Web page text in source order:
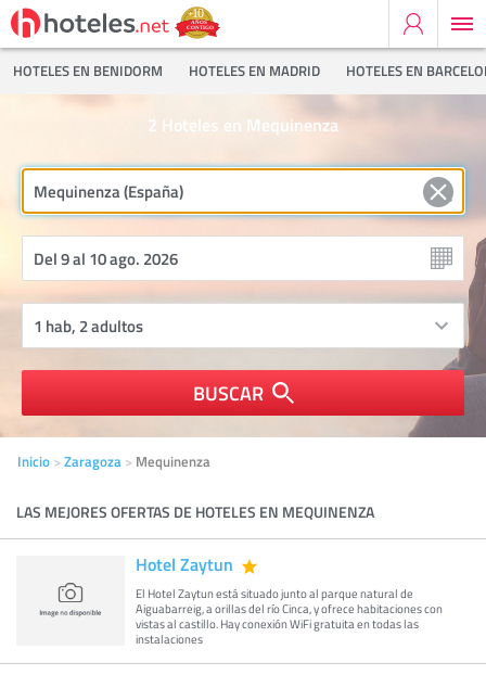
HOTELES EN BENIDORM HOTELES EN MADRID HOTELES EN
Hoteles en Mequinenza
2
BUSCAR
Inicio Zaragoza Mequinenza
LAS MEJORES OFERTAS DE HOTELES EN MEQUINENZA
Hotel Zaytun
El Hotel Zaytun está situado junto al parque natural de
Aiguabarreig, a orillas del río Cinca, y ofrece habitaciones con
vistas al castillo. Hay conexión WiFi gratuita en todas las
instalaciones